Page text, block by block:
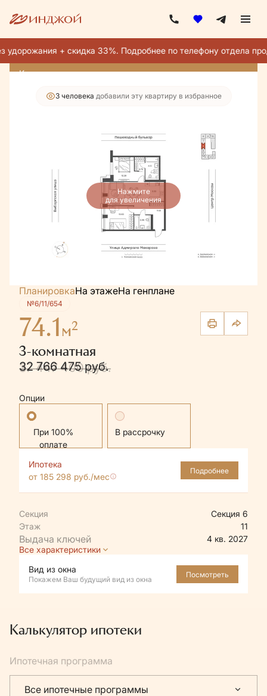
удорожания + скидка 33%. Подробнее по телефону отдела
3-комнатная74.1 м
32 766 475 руб.
Ипотекаот 185 298 руб./мес.
Квартира месяца
3 человекa добавили эту квартиру в избранное
Нажмите
для увеличения
ПланировкаНа этажеНа генплане
№6/11/654
74.1м2
3-комнатная
37 447 400 руб.
32 766 475 руб.
Опции
Стандартная В рассрочку
Ипотека
от 185 298 руб./мес
Подробнее
Секция
Секция 6
Этаж
11
4 кв. 2027
Все характеристики
Вид из окна
Покажем Ваш будущий вид из окна
Посмотреть
Калькулятор ипотеки
Ипотечная программа
Все ипотечные программы